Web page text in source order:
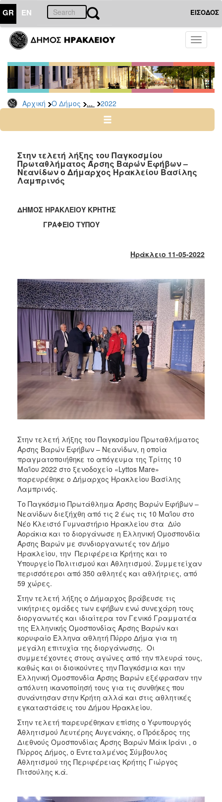
GR EN ΕΙΣΟΔΟΣ
Toggle
Αρχική Ο Δήμος ... 2022
ΔΗΜΟΣ
Δελτία
Τύπου
Αρχείο
2026
2024
2022
2021
2019
2018
2013
2012
2011
2010
2006
ΤΟΠΟΣ
ΑΝΘΕΚΤΙΚΗ
ΠΟΛΗ
Στην τελετή λήξης του Παγκοσμίου
Πρωταθλήματος Άρσης Βαρών Εφήβων –
Νεανίδων ο Δήμαρχος Ηρακλείου Βασίλης
Λαμπρινός
ΔΗΜΟΣ ΗΡΑΚΛΕΙΟΥ ΚΡΗΤΗΣ
ΓΡΑΦΕΙΟ ΤΥΠΟΥ
Ηράκλειο 11-05-2022
Στην τελετή λήξης του Παγκοσμίου Πρωταθλήματος
Άρσης Βαρών Εφήβων – Νεανίδων, η οποία
πραγματοποιήθηκε το απόγευμα της Τρίτης 10
Μαΐου 2022 στο ξενοδοχείο «Lyttos Mare»
παρευρέθηκε ο Δήμαρχος Ηρακλείου Βασίλης
Λαμπρινός.
Το Παγκόσμιο Πρωτάθλημα Άρσης Βαρών Εφήβων –
Νεανίδων διεξήχθη από τις 2 έως τις 10 Μαΐου στο
Νέο Κλειστό Γυμναστήριο Ηρακλείου στα Δύο
Αοράκια και το διοργάνωσε η Ελληνική Ομοσπονδία
Άρσης Βαρών με συνδιοργανωτές τον Δήμο
Ηρακλείου, την Περιφέρεια Κρήτης και το
Υπουργείο Πολιτισμού και Αθλητισμού. Συμμετείχαν
περισσότεροι από 350 αθλητές και αθλήτριες, από
59 χώρες.
Στην τελετή λήξης ο Δήμαρχος βράβευσε τις
νικήτριες ομάδες των εφήβων ενώ συνεχάρη τους
διοργανωτές και ιδιαίτερα τον Γενικό Γραμματέα
της Ελληνικής Ομοσπονδίας Άρσης Βαρών και
κορυφαίο Έλληνα αθλητή Πύρρο Δήμα για τη
μεγάλη επιτυχία της διοργάνωσης. Οι
συμμετέχοντες στους αγώνες από την πλευρά τους,
καθώς και οι διοικούντες την Παγκόσμια και την
Ελληνική Ομοσπονδία Άρσης Βαρών εξέφρασαν την
απόλυτη ικανοποίησή τους για τις συνθήκες που
συνάντησαν στην Κρήτη αλλά και στις αθλητικές
εγκαταστάσεις του Δήμου Ηρακλείου.
Στην τελετή παρευρέθηκαν επίσης ο Υφυπουργός
Αθλητισμού Λευτέρης Αυγενάκης, ο Πρόεδρος της
Διεθνούς Ομοσπονδίας Άρσης Βαρών Μάικ Ιράνι , ο
Πύρρος Δήμος, ο Εντεταλμένος Σύμβουλος
Αθλητισμού της Περιφέρειας Κρήτης Γιώργος
Πιτσούλης κ.ά.